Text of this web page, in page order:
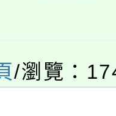
，桃園電
運動會8/
/瀏覽：